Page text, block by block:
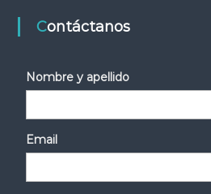
Contáctanos
Nombre y apellido
Email